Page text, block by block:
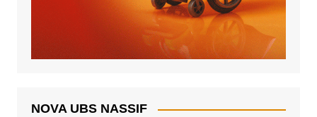
NOVA UBS NASSIF